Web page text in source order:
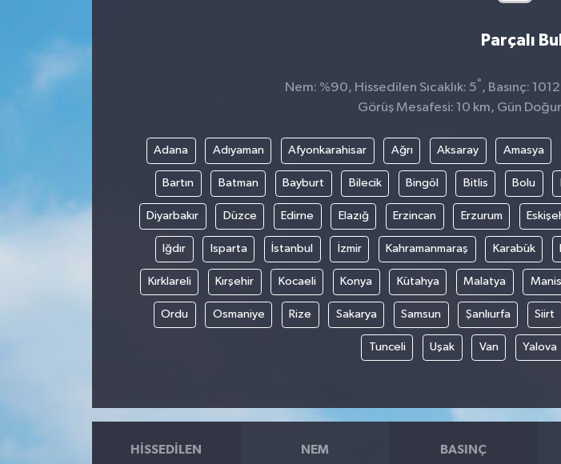
Parçalı
Nem: %90, Hissedilen Sıcaklık: 5° , Basınç:
Görüş Mesafesi: 10 km, Gün
Adana Adıyaman Afyonkarahisar Ağrı Aksaray Amasya
Bartın Batman Bayburt Bilecik Bingöl Bitlis Bolu
Diyarbakır Düzce Edirne Elazığ Erzincan Erzurum
Iğdır Isparta İstanbul İzmir Kahramanmaraş Karabük
Kırklareli Kırşehir Kocaeli Konya Kütahya Malatya
Ordu Osmaniye Rize Sakarya Samsun Şanlıurfa Siirt
Tunceli Uşak Van Yalova
HISSEDILEN NEM BASINÇ
PROJELER İNGİLİZCE
YEREL MEDYA RAPORU